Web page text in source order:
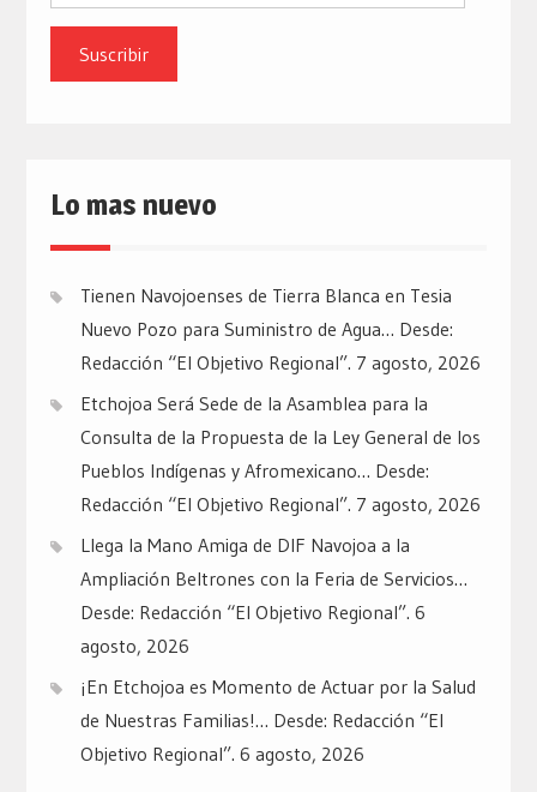
email
Lo mas nuevo
Tienen Navojoenses de Tierra Blanca en Tesia
Nuevo Pozo para Suministro de Agua… Desde:
Redacción “El Objetivo Regional”. 7 agosto, 2026
Etchojoa Será Sede de la Asamblea para la
Consulta de la Propuesta de la Ley General de los
Pueblos Indígenas y Afromexicano… Desde:
Redacción “El Objetivo Regional”. 7 agosto, 2026
Llega la Mano Amiga de DIF Navojoa a la
Ampliación Beltrones con la Feria de Servicios…
Desde: Redacción “El Objetivo Regional”. 6
agosto, 2026
¡En Etchojoa es Momento de Actuar por la Salud
de Nuestras Familias!… Desde: Redacción “El
Objetivo Regional”. 6 agosto, 2026